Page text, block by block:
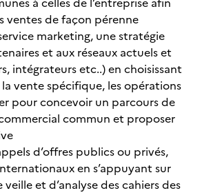
ventes de façon pérenne
marketing, une stratégie
et aux réseaux actuels et
intégrateurs etc..) en choisissant
la vente spécifique, les opérations
pour concevoir un parcours de
commun et proposer
d’offres publics ou privés,
en s’appuyant sur
et d’analyse des cahiers des